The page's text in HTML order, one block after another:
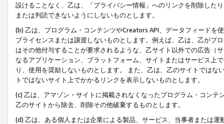
設けることなく、乙は、「プライバシー情報」へのリンクを削除した
または判読できないようにしないものとします。
(b) 乙は、プログラム・コンテンツやCreators API、データフィード
ブライセンスまたは譲渡しないものとします。例えば、乙は、乙がプ
はその他付与することが要求されるような、乙サイト以外での広告（
なるアプリケーション、プラットフォーム、サイトまたはサービス上
り、使用を奨励しないものとします。 また、乙は、乙のサイトでは
トではないサイト上でかかるリンクを表示しないものとします。
(c) 乙は、アマゾン・サイトに掲載されなくなったプログラム・コン
乙のサイトから除去、削除その他破棄するものとします。
(d) 乙は、ある個人または企業による製品、サービス、当事者または